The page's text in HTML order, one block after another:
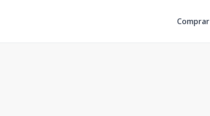
Comprar